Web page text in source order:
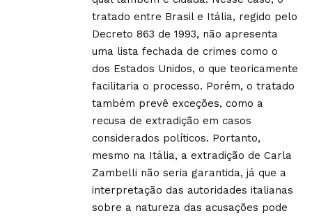
tratado entre Brasil e Itália, regido pelo
Decreto 863 de 1993, não apresenta
uma lista fechada de crimes como o
dos Estados Unidos, o que teoricamente
facilitaria o processo. Porém, o tratado
também prevê exceções, como a
recusa de extradição em casos
considerados políticos. Portanto,
mesmo na Itália, a extradição de Carla
Zambelli não seria garantida, já que a
interpretação das autoridades italianas
sobre a natureza das acusações pode